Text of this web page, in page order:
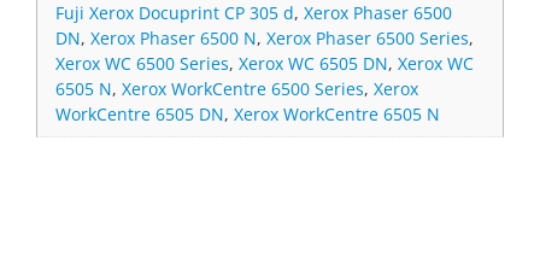
Fuji Xerox Docuprint CP 305 d,Xerox Phaser 6500
DN,Xerox Phaser 6500 N,Xerox Phaser 6500 Series,
Xerox WC 6500 Series,Xerox WC 6505 DN,Xerox WC
6505 N,Xerox WorkCentre 6500 Series,Xerox
WorkCentre 6505 DN,Xerox WorkCentre 6505 N